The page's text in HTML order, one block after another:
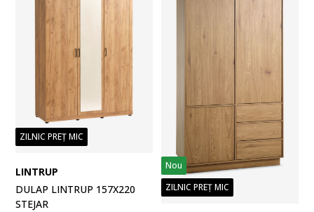
ZILNIC PREȚ MIC
LINTRUP
DULAP LINTRUP 157X220
STEJAR
Nou
ZILNIC PREȚ MIC